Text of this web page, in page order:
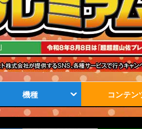
機種 コンテン